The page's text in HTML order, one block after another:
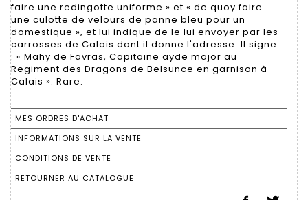
faire une redingotte uniforme » et « de quoy faire
une culotte de velours de panne bleu pour un
domestique », et lui indique de le lui envoyer par les
carrosses de Calais dont il donne l'adresse. Il signe
: « Mahy de Favras, Capitaine ayde major au
Regiment des Dragons de Belsunce en garnison à
Calais ». Rare.
MES ORDRES D'ACHAT
INFORMATIONS SUR LA VENTE
CONDITIONS DE VENTE
RETOURNER AU CATALOGUE